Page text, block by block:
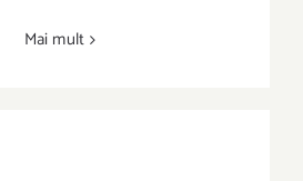
Mai mult